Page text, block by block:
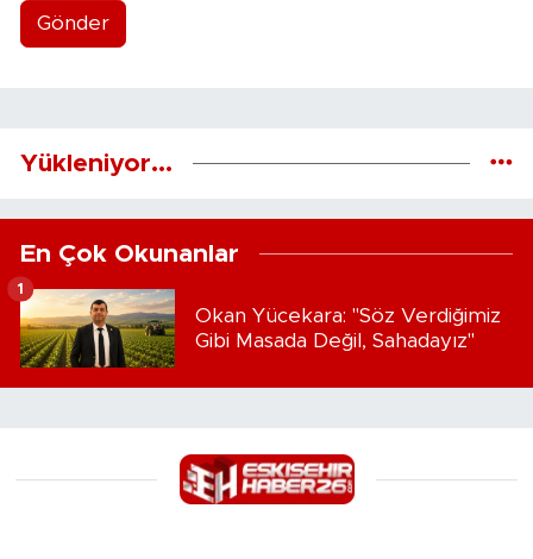
Gönder
Yükleniyor...
En Çok Okunanlar
Okan Yücekara: "Söz Verdiğimiz
Gibi Masada Değil, Sahadayız"
1